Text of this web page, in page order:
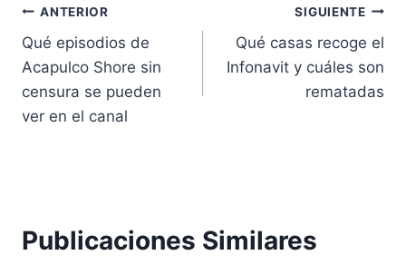
Navegación
de
entradas
ANTERIOR
Qué episodios de
Acapulco Shore sin
censura se pueden
ver en el canal
SIGUIENTE
Qué casas recoge el
Infonavit y cuáles son
rematadas
Publicaciones Similares